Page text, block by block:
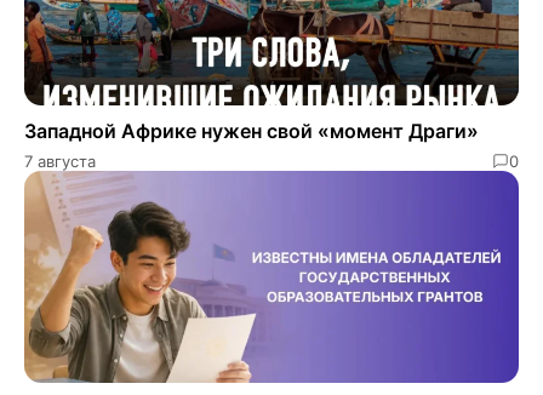
Западной Африке нужен свой «момент Драги»
7 августа 0